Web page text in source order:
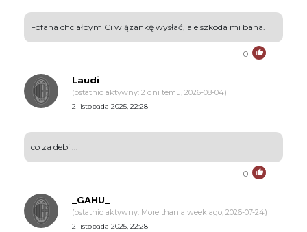
Fofana chciałbym Ci wiązankę wysłać, ale szkoda mi bana.
0
Laudi
(ostatnio aktywny: 2 dni temu, 2026-08-04)
2 listopada 2025, 22:28
co za debil...
0
_GAHU_
(ostatnio aktywny: More than a week ago, 2026-07-24)
2 listopada 2025, 22:28